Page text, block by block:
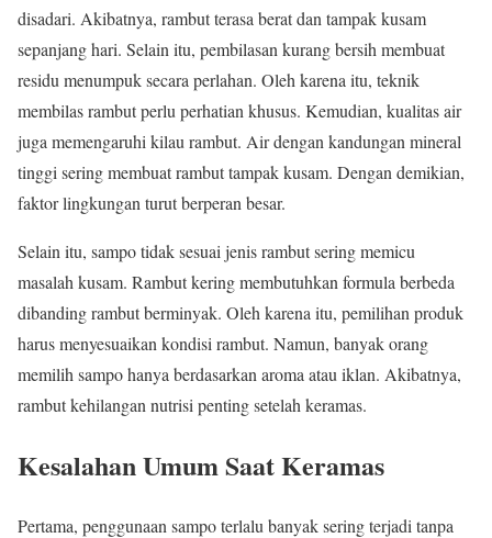
disadari. Akibatnya, rambut terasa berat dan tampak kusam
sepanjang hari. Selain itu, pembilasan kurang bersih membuat
residu menumpuk secara perlahan. Oleh karena itu, teknik
membilas rambut perlu perhatian khusus. Kemudian, kualitas air
juga memengaruhi kilau rambut. Air dengan kandungan mineral
tinggi sering membuat rambut tampak kusam. Dengan demikian,
faktor lingkungan turut berperan besar.
Selain itu, sampo tidak sesuai jenis rambut sering memicu
masalah kusam. Rambut kering membutuhkan formula berbeda
dibanding rambut berminyak. Oleh karena itu, pemilihan produk
harus menyesuaikan kondisi rambut. Namun, banyak orang
memilih sampo hanya berdasarkan aroma atau iklan. Akibatnya,
rambut kehilangan nutrisi penting setelah keramas.
Kesalahan Umum Saat Keramas
Pertama, penggunaan sampo terlalu banyak sering terjadi tanpa